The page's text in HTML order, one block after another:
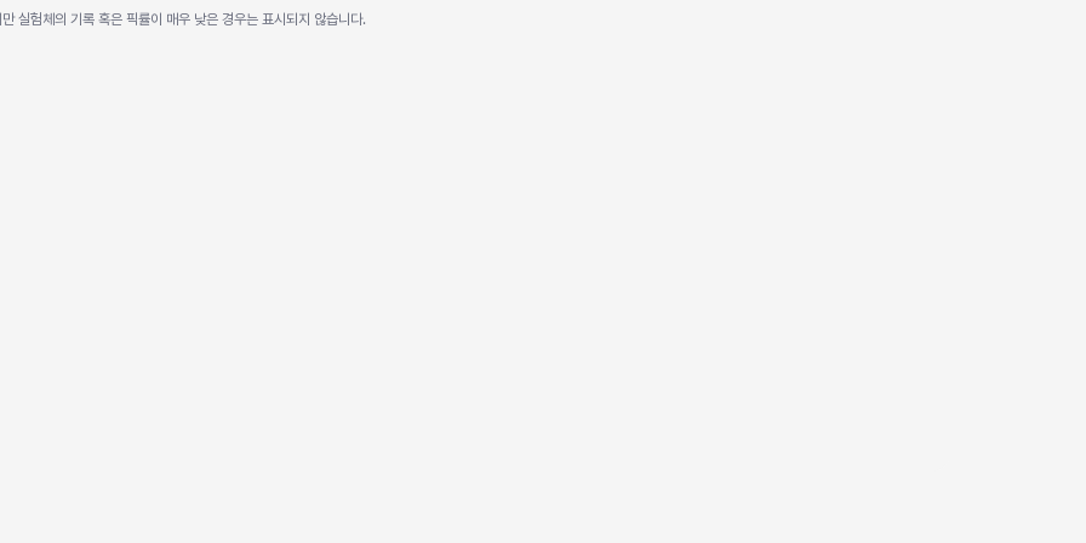
실험체의 기록 혹은 픽률이 매우 낮은 경우는 표시되지 않습니다.